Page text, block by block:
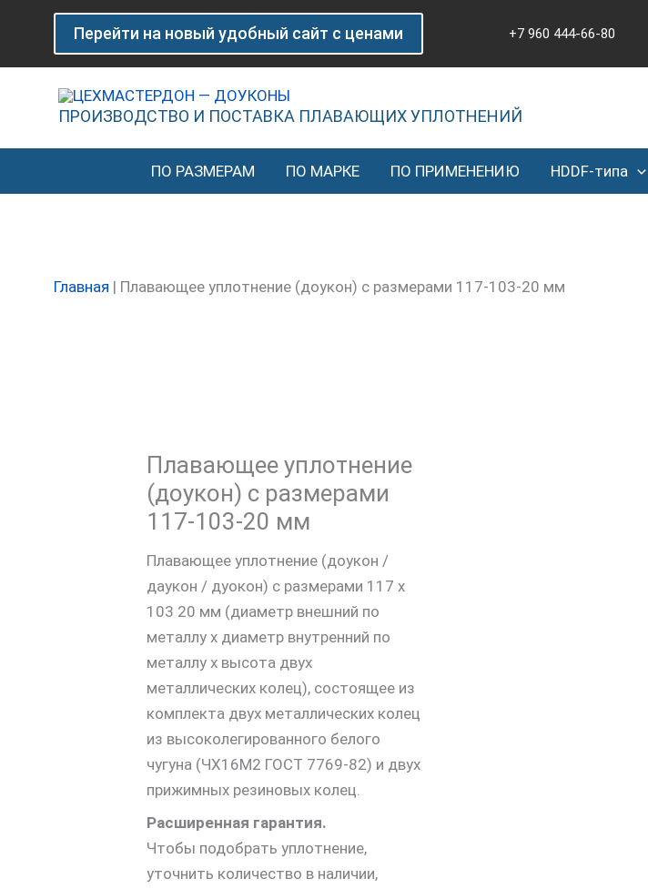
Перейти
содержимому
Перейти на новый удобный сайт с ценами +7 960 444-66-80
ПРОИЗВОДСТВО И ПОСТАВКА ПЛАВАЮЩИХ УПЛОТНЕНИЙ
ПО РАЗМЕРАМ ПО МАРКЕ ПО ПРИМЕНЕНИЮ HDDF-типа
Главная | Плавающее уплотнение (доукон) с размерами 117-103-20 мм
Плавающее уплотнение
(доукон) с размерами
117-103-20 мм
Плавающее уплотнение (доукон /
даукон / дуокон) с размерами 117 х
103 20 мм (диаметр внешний по
металлу х диаметр внутренний по
металлу х высота двух
металлических колец), состоящее из
комплекта двух металлических колец
из высоколегированного белого
чугуна (ЧХ16М2 ГОСТ 7769-82) и двух
прижимных резиновых колец.
Расширенная гарантия.
Чтобы подобрать уплотнение,
уточнить количество в наличии,
Количество
товара
Плавающее
уплотнение
(доукон)
размерами
117-